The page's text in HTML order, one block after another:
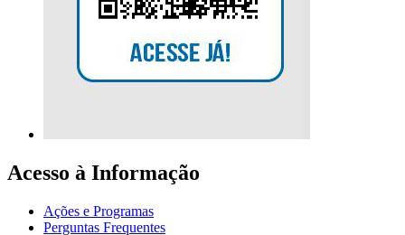
Acesso à Informação
Ações e Programas
Perguntas Frequentes